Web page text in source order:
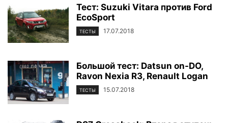
Тест: Suzuki Vitara против Ford
EcoSport
ТЕСТЫ 17.07.2018
Большой тест: Datsun on-DO,
Ravon Nexia R3, Renault Logan
ТЕСТЫ 15.07.2018